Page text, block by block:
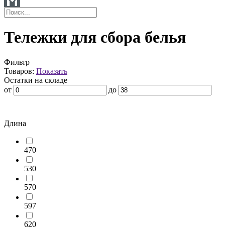
Тележки для сбора белья
Фильтр
Товаров: Показать
Остатки на складе
от
до
Длина
470
530
570
597
620